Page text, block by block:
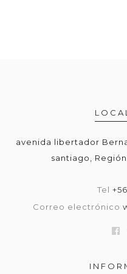
avenida libertador
santiago,
Tel
Correo electrónico